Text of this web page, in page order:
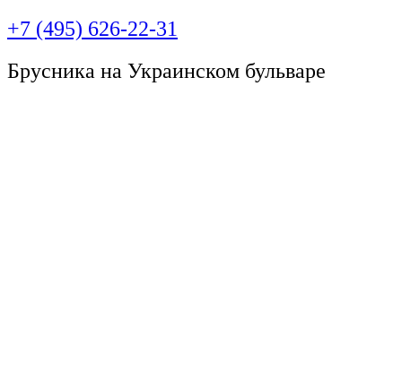
+7 (495) 626-22-31
Брусника на Украинском бульваре